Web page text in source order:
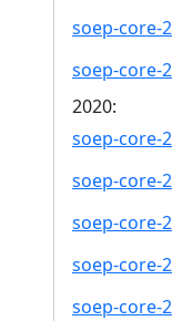
soep-core-
soep-core-
2020:
soep-core-
soep-core-
soep-core-
soep-core-
soep-core-